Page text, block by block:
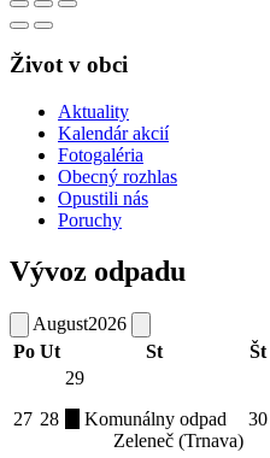
Život v obci
Aktuality
Kalendár akcií
Fotogaléria
Obecný rozhlas
Opustili nás
Poruchy
Vývoz odpadu
August2026
Po Ut St Št
27 28
29
Komunálny odpad
Zeleneč (Trnava)
30